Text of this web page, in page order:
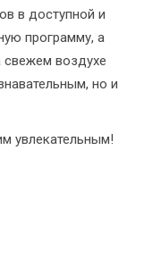
в доступной и
программу, а
свежем воздухе
но и
увлекательным!